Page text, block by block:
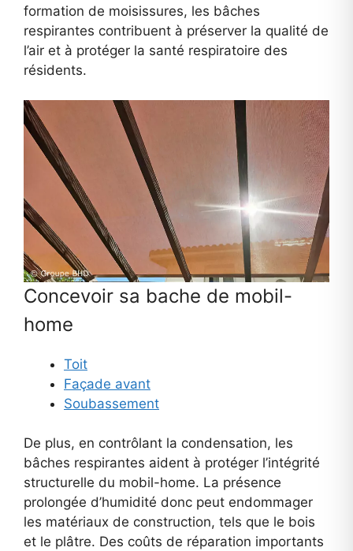
formation de moisissures, les bâches
respirantes contribuent à préserver la qualité de
l’air et à protéger la santé respiratoire des
résidents.
Concevoir sa bache de mobil-
home
Toit
Façade avant
Soubassement
De plus, en contrôlant la condensation, les
bâches respirantes aident à protéger l’intégrité
structurelle du mobil-home. La présence
prolongée d’humidité donc peut endommager
les matériaux de construction, tels que le bois
et le plâtre. Des coûts de réparation importants